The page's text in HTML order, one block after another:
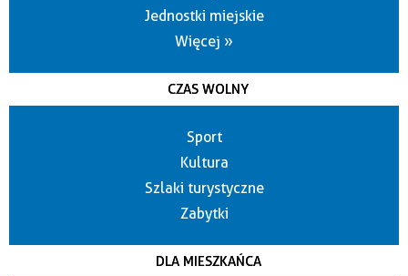
Jednostki miejskie
Więcej »
CZAS WOLNY
Sport
Kultura
Szlaki turystyczne
Zabytki
DLA MIESZKAŃCA